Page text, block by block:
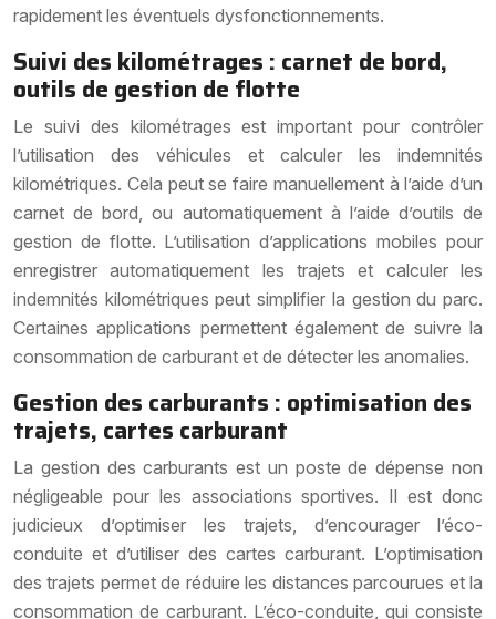
rapidement les éventuels dysfonctionnements.
Suivi des kilométrages : carnet de bord,
outils de gestion de flotte
Le suivi des kilométrages est important pour contrôler
l’utilisation des véhicules et calculer les indemnités
kilométriques. Cela peut se faire manuellement à l’aide d’un
carnet de bord, ou automatiquement à l’aide d’outils de
gestion de flotte. L’utilisation d’applications mobiles pour
enregistrer automatiquement les trajets et calculer les
indemnités kilométriques peut simplifier la gestion du parc.
Certaines applications permettent également de suivre la
consommation de carburant et de détecter les anomalies.
Gestion des carburants : optimisation des
trajets, cartes carburant
La gestion des carburants est un poste de dépense non
négligeable pour les associations sportives. Il est donc
judicieux d’optimiser les trajets, d’encourager l’éco-
conduite et d’utiliser des cartes carburant. L’optimisation
des trajets permet de réduire les distances parcourues et la
consommation de carburant. L’éco-conduite, qui consiste